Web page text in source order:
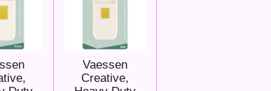
Vaessen
Creative,